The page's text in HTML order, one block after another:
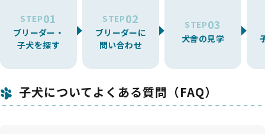
STEP01
ブリーダー・
子犬を探す
STEP02
ブリーダーに
問い合わせ
STEP03
犬舎の見学
子犬についてよくある質問（FAQ）